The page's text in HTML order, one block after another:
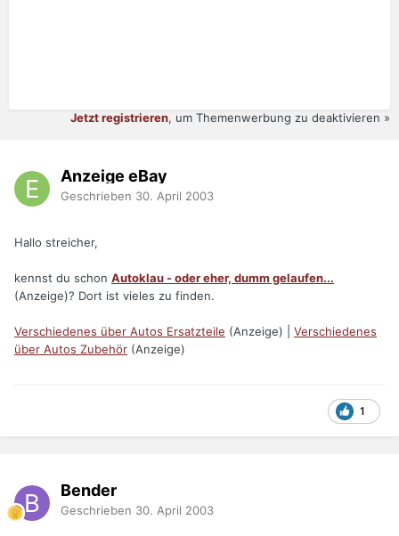
Jetzt registrieren, um Themenwerbung zu deaktivieren »
Anzeige eBay
Geschrieben 30. April 2003
Hallo streicher,
kennst du schon Autoklau - oder eher, dumm gelaufen...
(Anzeige)? Dort ist vieles zu finden.
Verschiedenes über Autos Ersatzteile (Anzeige) | Verschiedenes
über Autos Zubehör (Anzeige)
1
Bender
Geschrieben 30. April 2003